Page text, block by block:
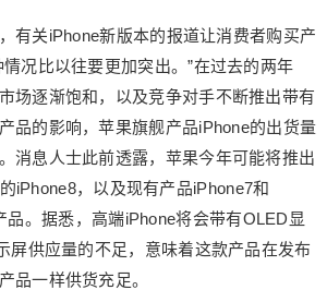
有关iPhone新版本的报道让消费者购买产
况比以往要更加突出。”在过去的两年
场逐渐饱和，以及竞争对手不断推出带有
品的影响，苹果旗舰产品iPhone的出货量
消息人士此前透露，苹果今年可能将推出
iPhone8，以及现有产品iPhone7和
品。据悉，高端iPhone将会带有OLED显
屏供应量的不足，意味着这款产品在发布
品一样供货充足。